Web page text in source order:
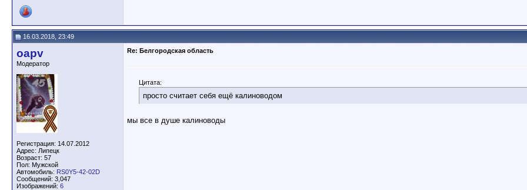
16.03.2018, 23:49
oapv
Модератор
Регистрация: 14.07.2012
Адрес: Липецк
Возраст: 57
Пол: Мужской
Автомобиль: RS0Y5-42-02D
Сообщений: 3,047
Изображений: 6
Re: Белгородская область
Цитата:
просто считает себя ещё калиноводом
мы все в душе калиноводы